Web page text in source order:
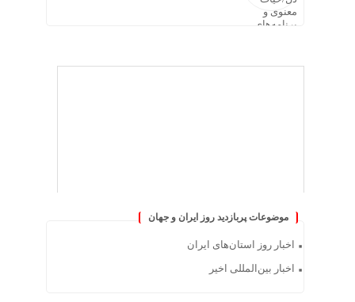
موضوعات پربازدید روز ایران و جهان
اخبار روز استان‌های ایران
اخبار بین‌المللی اخیر